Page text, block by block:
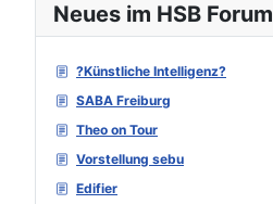
Neues im HSB Forum
?Künstliche Intelligenz?
SABA Freiburg
Theo on Tour
Vorstellung sebu
Edifier